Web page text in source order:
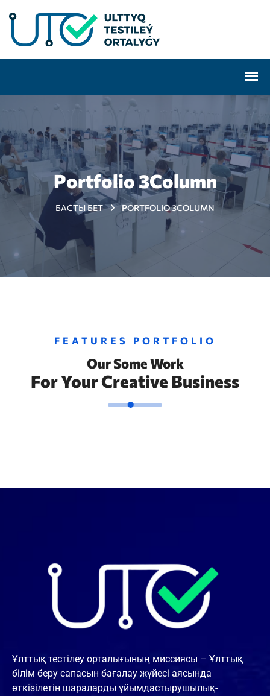
Portfolio 3Column
БАСТЫ БЕТ PORTFOLIO 3COLUMN
FEATURES PORTFOLIO
Our Some Work
For Your Creative Business
Ұлттық тестілеу орталығының миссиясы – Ұлттық
білім беру сапасын бағалау жүйесі аясында
өткізілетін шараларды ұйымдастырушылық-